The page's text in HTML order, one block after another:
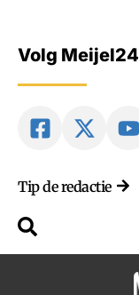
Volg Meijel24
Tip de redactie